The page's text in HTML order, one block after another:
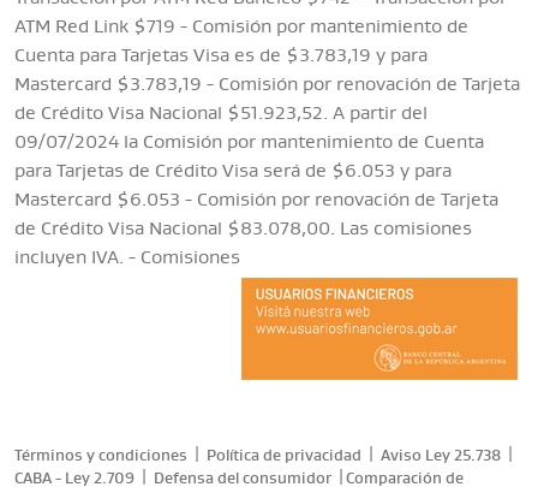
ATM Red Link $719 - Comisión por mantenimiento de
Cuenta para Tarjetas Visa es de $3.783,19 y para
Mastercard $3.783,19 - Comisión por renovación de Tarjeta
de Crédito Visa Nacional $51.923,52. A partir del
09/07/2024 la Comisión por mantenimiento de Cuenta
para Tarjetas de Crédito Visa será de $6.053 y para
Mastercard $6.053 - Comisión por renovación de Tarjeta
de Crédito Visa Nacional $83.078,00. Las comisiones
incluyen IVA. - Comisiones
Términos y condiciones Política de privacidad Aviso Ley 25.738
CABA - Ley 2.709 Defensa del consumidor
Comparación de